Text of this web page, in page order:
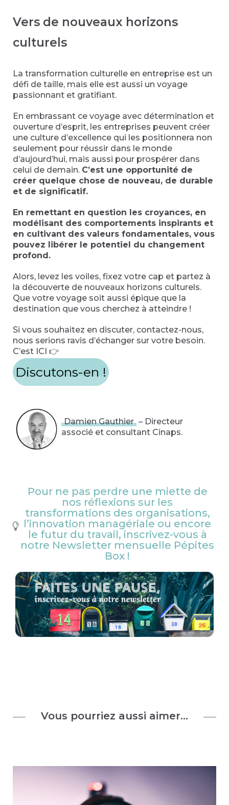
Vers de nouveaux horizons
culturels
La transformation culturelle en entreprise est un
défi de taille, mais elle est aussi un voyage
passionnant et gratifiant.
En embrassant ce voyage avec détermination et
ouverture d’esprit, les entreprises peuvent créer
une culture d’excellence qui les positionnera non
seulement pour réussir dans le monde
d’aujourd’hui, mais aussi pour prospérer dans
celui de demain. C’est une opportunité de
créer quelque chose de nouveau, de durable
et de significatif.
En remettant en question les croyances, en
modélisant des comportements inspirants et
en cultivant des valeurs fondamentales, vous
pouvez libérer le potentiel du changement
profond.
Alors, levez les voiles, fixez votre cap et partez à
la découverte de nouveaux horizons culturels.
Que votre voyage soit aussi épique que la
destination que vous cherchez à atteindre !
Si vous souhaitez en discuter, contactez-nous,
nous serions ravis d’échanger sur votre besoin.
C’est ICI 👉
Discutons-en !
Damien Gauthier – Directeur
associé et consultant Cinaps.
Pour ne pas perdre une miette de
nos réflexions sur les
transformations des organisations,
l’innovation managériale ou encore
le futur du travail, inscrivez-vous à
notre Newsletter mensuelle Pépites
Box !
Vous pourriez aussi aimer…